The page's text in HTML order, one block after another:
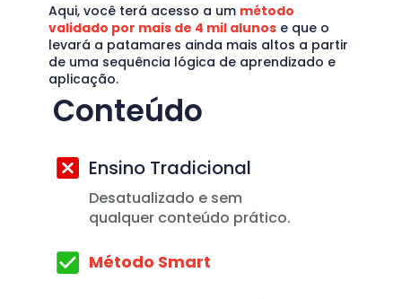
Aqui, você terá acesso a um método
validado por mais de 4 mil alunos e que o
levará a patamares ainda mais altos a partir
de uma sequência lógica de aprendizado e
aplicação.
Ensino Tradicional
Método Smart
Desatualizado e sem
qualquer conteúdo prático.
Conteúdo